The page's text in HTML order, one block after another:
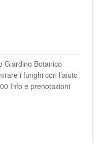
Giardino Botanico
i funghi con l’aiuto
Info e prenotazioni